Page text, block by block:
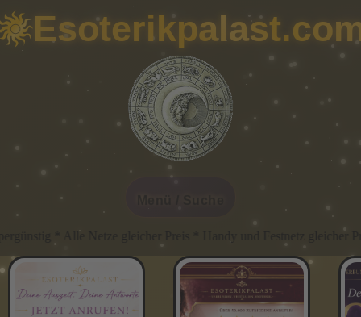
Menü / Suche
gleicher Preis * Handy und Festnetz gleicher Preis * Immer